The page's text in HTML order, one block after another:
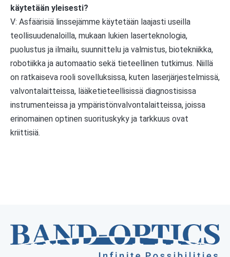
käytetään yleisesti?
V: Asfäärisiä linssejämme käytetään laajasti useilla
teollisuudenaloilla, mukaan lukien laserteknologia,
puolustus ja ilmailu, suunnittelu ja valmistus, biotekniikka,
robotiikka ja automaatio sekä tieteellinen tutkimus. Niillä
on ratkaiseva rooli sovelluksissa, kuten laserjärjestelmissä,
valvontalaitteissa, lääketieteellisissä diagnostisissa
instrumenteissa ja ympäristönvalvontalaitteissa, joissa
erinomainen optinen suorituskyky ja tarkkuus ovat
kriittisiä.